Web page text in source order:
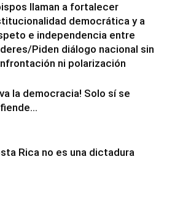
llaman a fortalecer
democrática y a
e independencia entre
Piden diálogo nacional sin
ni polarización
la democracia! Solo sí se
Rica no es una dictadura